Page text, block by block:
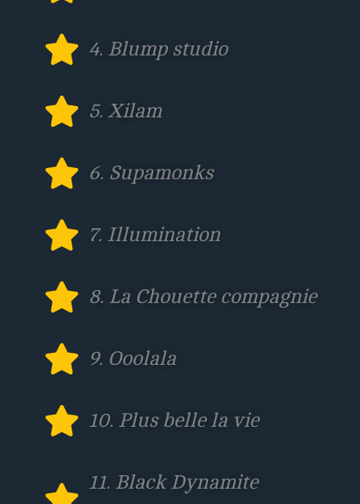
4. Blump studio
5. Xilam
6. Supamonks
7. Illumination
8. La Chouette compagnie
9. Ooolala
10. Plus belle la vie
11. Black Dynamite